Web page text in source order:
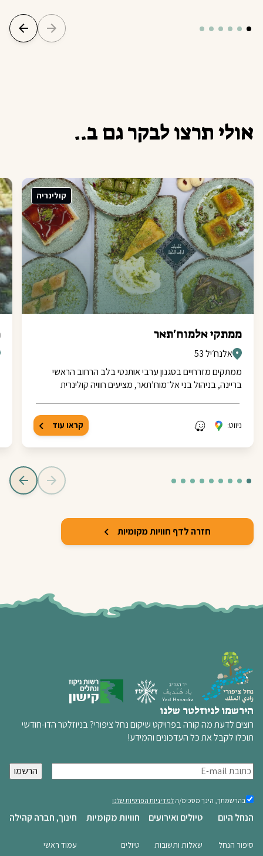
אוליתרצולבקרגםב.
.
קולינריה
ממתקי אלמוח'תאר
אלנח׳יל 53
ממתקים מזרחיים בסגנון ערבי אותנטי בלב הרחוב הראשי
בריינה, בניהול בני אל־מוח’תאר, מציעים חוויה קולינרית
ניווט: קראו עוד
חזרה לדף חוויות מקומיות
הירשמו לניוזלטר שלנו
רוצים לדעת מה קורה בפרויקט שיקום נחל ציפורי? בניוזלטר הדו-חודשי
תוכלו לקבל את כל העדכונים והמידע!
א
י
מ
בהרשמתך,
מסכימ/ה
שלנו(חובה)
בהרשמתך, הינך מסכימ/ה למדיניות הפרטיות שלנו
הנחל היום
סיפור הנחל
טיולים ואירועים
שאלות ותשובות
חוויות מקומיות
טיולים
חינוך, חברה קהילה
עמוד ראשי